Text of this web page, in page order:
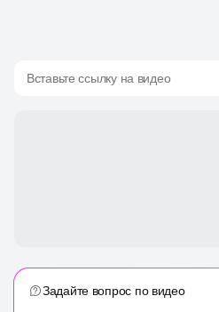
Вставьте ссылку на видео
Задайте вопрос по видео